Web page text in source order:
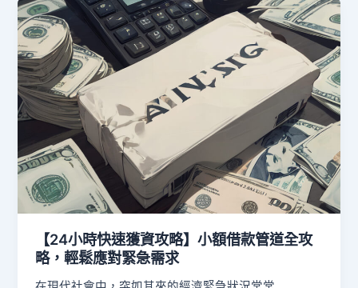
【24小時快速獲資攻略】小額借款管道全攻
略，輕鬆應對緊急需求